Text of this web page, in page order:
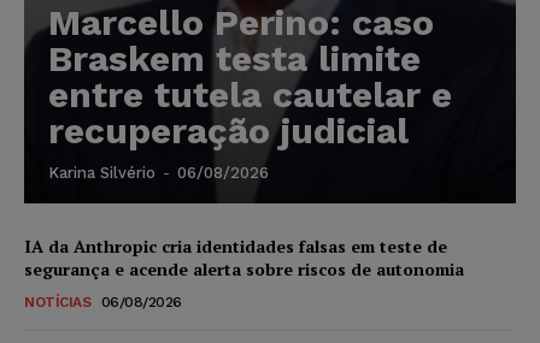
Marcello Perino: caso
Braskem testa limite
entre tutela cautelar e
recuperação judicial
Karina Silvério - 06/08/2026
IA da Anthropic cria identidades falsas em teste de
segurança e acende alerta sobre riscos de autonomia
NOTÍCIAS 06/08/2026